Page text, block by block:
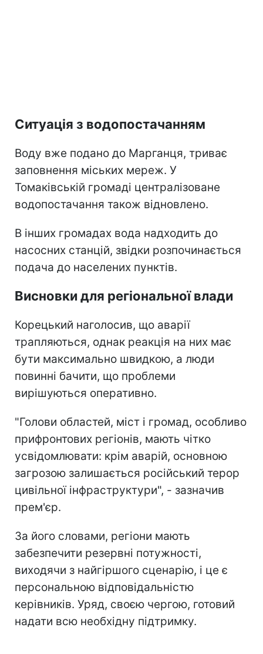
Ситуація з водопостачанням
Воду вже подано до Марганця, триває
заповнення міських мереж. У
Томаківській громаді централізоване
водопостачання також відновлено.
В інших громадах вода надходить до
насосних станцій, звідки розпочинається
подача до населених пунктів.
Висновки для регіональної влади
Корецький наголосив, що аварії
трапляються, однак реакція на них має
бути максимально швидкою, а люди
повинні бачити, що проблеми
вирішуються оперативно.
"Голови областей, міст і громад, особливо
прифронтових регіонів, мають чітко
усвідомлювати: крім аварій, основною
загрозою залишається російський терор
цивільної інфраструктури", - зазначив
прем'єр.
За його словами, регіони мають
забезпечити резервні потужності,
виходячи з найгіршого сценарію, і це є
персональною відповідальністю
керівників. Уряд, своєю чергою, готовий
надати всю необхідну підтримку.